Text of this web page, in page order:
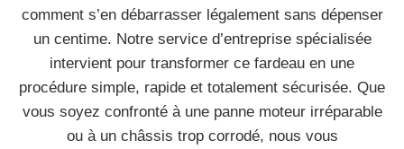
comment s’en débarrasser légalement sans dépenser
un centime. Notre service d’entreprise spécialisée
intervient pour transformer ce fardeau en une
procédure simple, rapide et totalement sécurisée. Que
vous soyez confronté à une panne moteur irréparable
ou à un châssis trop corrodé, nous vous